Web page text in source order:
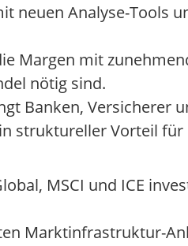
neuen Analyse-Tools
Margen mit
nötig sind.
Banken, Versicherer
struktureller Vorteil für
MSCI und ICE
Marktinfrastruktur-